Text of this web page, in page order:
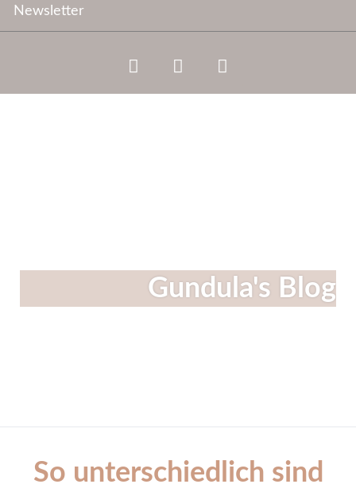
Newsletter
Gundula's Blog
So unterschiedlich sind